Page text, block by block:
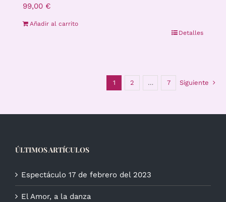
99,00 €
Añadir al carrito
Detalles
1 2 … 7 Siguiente
ÚLTIMOS ARTÍCULOS
Espectáculo 17 de febrero del 2023
El Amor, a la danza